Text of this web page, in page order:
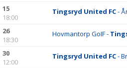
15
18:00
Tingsryd United FC-
26
18:30
Hovmantorp GoIF -
30
12:00
Tingsryd United FC-